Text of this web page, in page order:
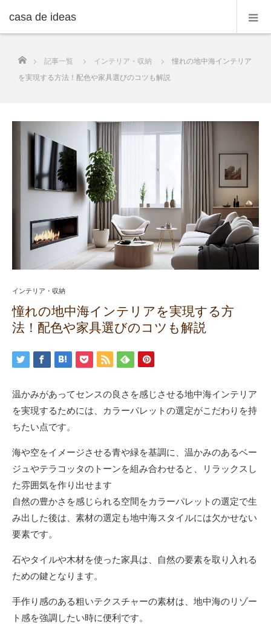
casa de ideas
ホーム
記事一覧 インテリア・収納
憧れの地中海インテリア
を実現する方法！配色や家具選びのコツも解説
インテリア・収納
憧れの地中海インテリアを実現する方
法！配色や家具選びのコツも解説
温かみがあってセンスの良さを感じさせる地中海インテリア
を実現するためには、カラーパレットの選定がこだわりを持
ちたい点です。
海や空をイメージさせる青や緑を基調に、温かみのあるベー
ジュやテラコッタのトーンを組み合わせると、リラックスし
た雰囲気を作り出せます
自然の豊かさを感じられる空間をカラーパレットの選定で生
み出した後は、素材の選定も地中海スタイルには欠かせない
要素です。
石やタイルや木材を使った家具は、自然の要素を取り入れる
ための鍵となります。
手作り感のある粗いテクスチャーの素材は、地中海のリゾー
ト感を強調したい時に便利です。